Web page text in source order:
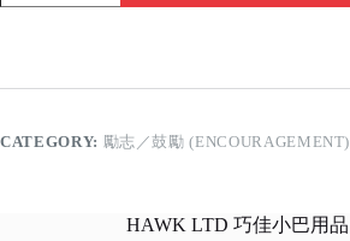
天
quantity
CATEGORY: 勵志／鼓勵 (ENCOURAGEMENT)
HAWK LTD 巧佳小巴用品